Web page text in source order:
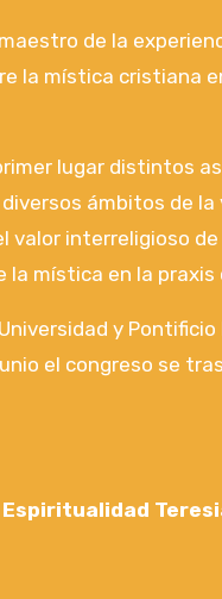
de la
la mística cristiana
lugar distintos
ámbitos de la
valor interreligioso
mística en la praxis
y
el congreso se